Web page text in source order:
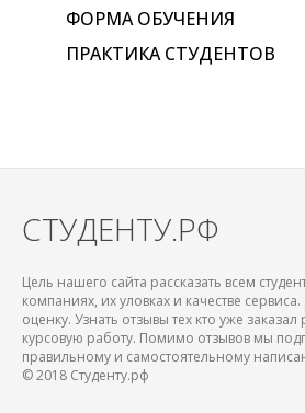
ФОРМА ОБУЧЕНИЯ
ПРАКТИКА СТУДЕНТОВ
СТУДЕНТУ.РФ
Цель нашего сайта рассказать всем
компаниях, их уловках и качестве
оценку. Узнать отзывы тех кто уже
курсовую работу. Помимо отзывов мы
правильному и самостоятельному
© 2018 Студенту.рф